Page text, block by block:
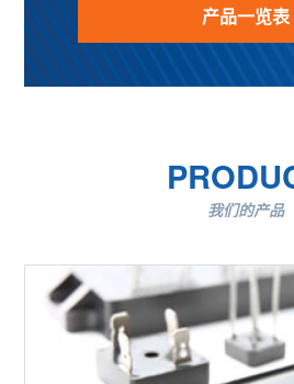
产品一览表
我们的产品